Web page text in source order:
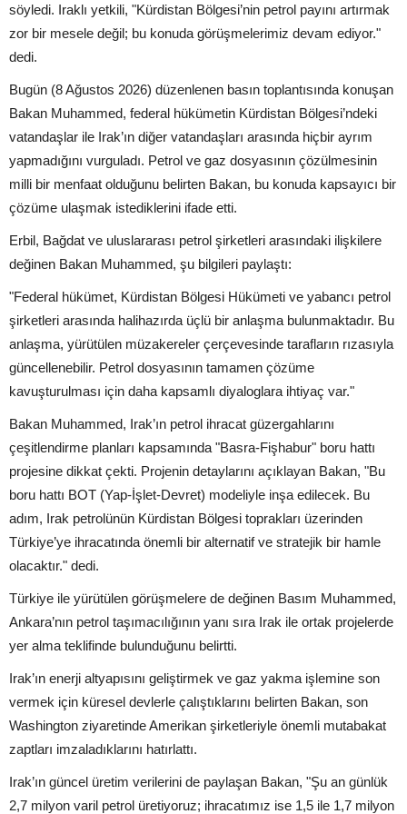
söyledi. Iraklı yetkili, "Kürdistan Bölgesi’nin petrol payını artırmak
zor bir mesele değil; bu konuda görüşmelerimiz devam ediyor."
dedi.
Bugün (8 Ağustos 2026) düzenlenen basın toplantısında konuşan
Bakan Muhammed, federal hükümetin Kürdistan Bölgesi’ndeki
vatandaşlar ile Irak’ın diğer vatandaşları arasında hiçbir ayrım
yapmadığını vurguladı. Petrol ve gaz dosyasının çözülmesinin
milli bir menfaat olduğunu belirten Bakan, bu konuda kapsayıcı bir
çözüme ulaşmak istediklerini ifade etti.
Erbil, Bağdat ve uluslararası petrol şirketleri arasındaki ilişkilere
değinen Bakan Muhammed, şu bilgileri paylaştı:
"Federal hükümet, Kürdistan Bölgesi Hükümeti ve yabancı petrol
şirketleri arasında halihazırda üçlü bir anlaşma bulunmaktadır. Bu
anlaşma, yürütülen müzakereler çerçevesinde tarafların rızasıyla
güncellenebilir. Petrol dosyasının tamamen çözüme
kavuşturulması için daha kapsamlı diyaloglara ihtiyaç var."
Bakan Muhammed, Irak’ın petrol ihracat güzergahlarını
çeşitlendirme planları kapsamında "Basra-Fişhabur" boru hattı
projesine dikkat çekti. Projenin detaylarını açıklayan Bakan, "Bu
boru hattı BOT (Yap-İşlet-Devret) modeliyle inşa edilecek. Bu
adım, Irak petrolünün Kürdistan Bölgesi toprakları üzerinden
Türkiye’ye ihracatında önemli bir alternatif ve stratejik bir hamle
olacaktır." dedi.
Türkiye ile yürütülen görüşmelere de değinen Basım Muhammed,
Ankara’nın petrol taşımacılığının yanı sıra Irak ile ortak projelerde
yer alma teklifinde bulunduğunu belirtti.
Irak’ın enerji altyapısını geliştirmek ve gaz yakma işlemine son
vermek için küresel devlerle çalıştıklarını belirten Bakan, son
Washington ziyaretinde Amerikan şirketleriyle önemli mutabakat
zaptları imzaladıklarını hatırlattı.
Irak’ın güncel üretim verilerini de paylaşan Bakan, "Şu an günlük
2,7 milyon varil petrol üretiyoruz; ihracatımız ise 1,5 ile 1,7 milyon